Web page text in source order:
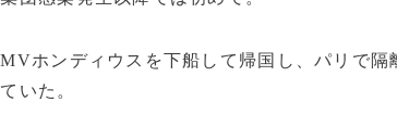
ホンディウスを下船して帰国し、パリで
いた。